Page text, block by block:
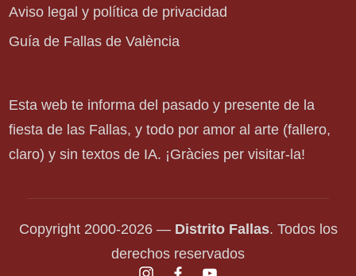
Aviso legal y política de privacidad
Guía de Fallas de València
Esta web te informa del pasado y presente de la
fiesta de las Fallas, y todo por amor al arte (fallero,
claro) y sin textos de IA. ¡Gràcies per visitar-la!
Copyright 2000-2026 — Distrito Fallas. Todos los
derechos reservados